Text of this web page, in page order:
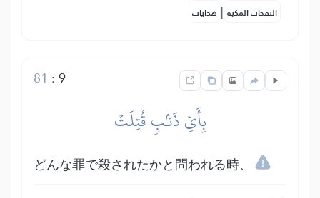
النفحات المكية | هدايات
9
:
81
بِأَيِّ ذَنۢبٖ قُتِلَتۡ
どんな罪で殺されたかと問われる時、